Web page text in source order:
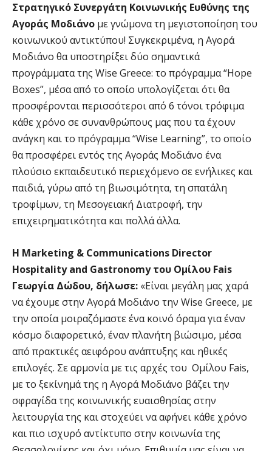
Στρατηγικό Συνεργάτη Κοινωνικής Ευθύνης της
Αγοράς Μοδιάνο με γνώμονα τη μεγιστοποίηση του
κοινωνικού αντικτύπου! Συγκεκριμένα, η Αγορά
Μοδιάνο θα υποστηρίξει δύο σημαντικά
προγράμματα της Wise Greece: το πρόγραμμα “Hope
Boxes”, μέσα από το οποίο υπολογίζεται ότι θα
προσφέρονται περισσότεροι από 6 τόνοι τρόφιμα
κάθε χρόνο σε συνανθρώπους μας που τα έχουν
ανάγκη και το πρόγραμμα “Wise Learning”, το οποίο
θα προσφέρει εντός της Αγοράς Μοδιάνο ένα
πλούσιο εκπαιδευτικό περιεχόμενο σε ενήλικες και
παιδιά, γύρω από τη βιωσιμότητα, τη σπατάλη
τροφίμων, τη Μεσογειακή Διατροφή, την
επιχειρηματικότητα και πολλά άλλα.
H Marketing & Communications Director
Hospitalityand Gastronomy του Ομίλου Fais
Γεωργία Δώδου, δήλωσε: «Είναι μεγάλη μας χαρά
να έχουμε στην Αγορά Μοδιάνο την Wise Greece, με
την οποία μοιραζόμαστε ένα κοινό όραμα για έναν
κόσμο διαφορετικό, έναν πλανήτη βιώσιμο, μέσα
από πρακτικές αειφόρου ανάπτυξης και ηθικές
επιλογές. Σε αρμονία με τις αρχές του Ομίλου Fais,
με το ξεκίνημά της η Αγορά Μοδιάνο βάζει την
σφραγίδα της κοινωνικής ευαισθησίας στην
λειτουργία της και στοχεύει να αφήνει κάθε χρόνο
και πιο ισχυρό αντίκτυπο στην κοινωνία της